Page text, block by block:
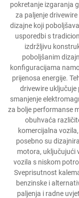
pokretanje izgaranja
za paljenje
dizajne koji
usporedbi s
izdržljivu
poboljšanim
konfiguracijama
prijenosa energije.
drivewire
smanjenje
za bolje performanse
obuhvaća
komercijalna
posebno su
motora, uključujući
vozila s niskom
Sveprisutnost
benzinske i
paljenja i radne